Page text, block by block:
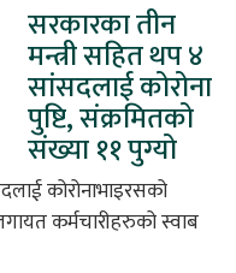
सरकारका तीन
मन्त्री सहित थप ४
सांसदलाई कोरोना
पुष्टि, संक्रमितको
संख्या ११ पुग्यो
कोरोनाभाइरसको
कर्मचारीहरुको स्वाब